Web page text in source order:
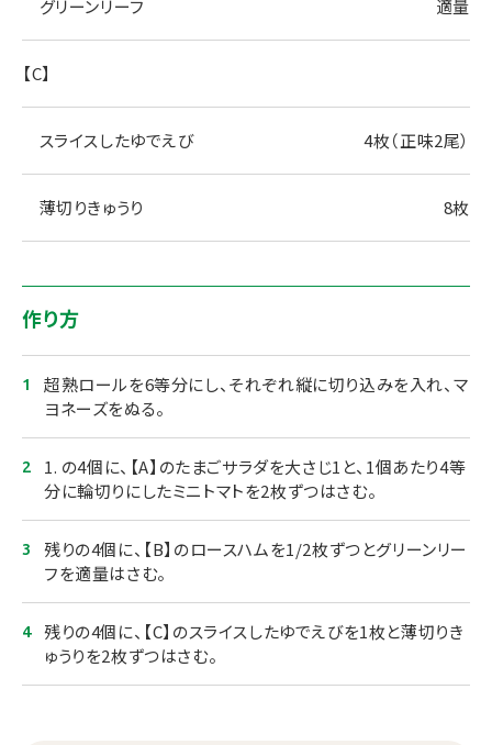
グリーンリーフ 適量
【C】
スライスしたゆでえび 4枚（正味2尾）
薄切りきゅうり 8枚
作り方
超熟ロールを6等分にし、それぞれ縦に切り込みを入れ、マ
ヨネーズをぬる。
1. の4個に、【A】のたまごサラダを大さじ1と、1個あたり4等
分に輪切りにしたミニトマトを2枚ずつはさむ。
残りの4個に、【B】のロースハムを1/2枚ずつとグリーンリー
フを適量はさむ。
残りの4個に、【C】のスライスしたゆでえびを1枚と薄切りき
ゅうりを2枚ずつはさむ。